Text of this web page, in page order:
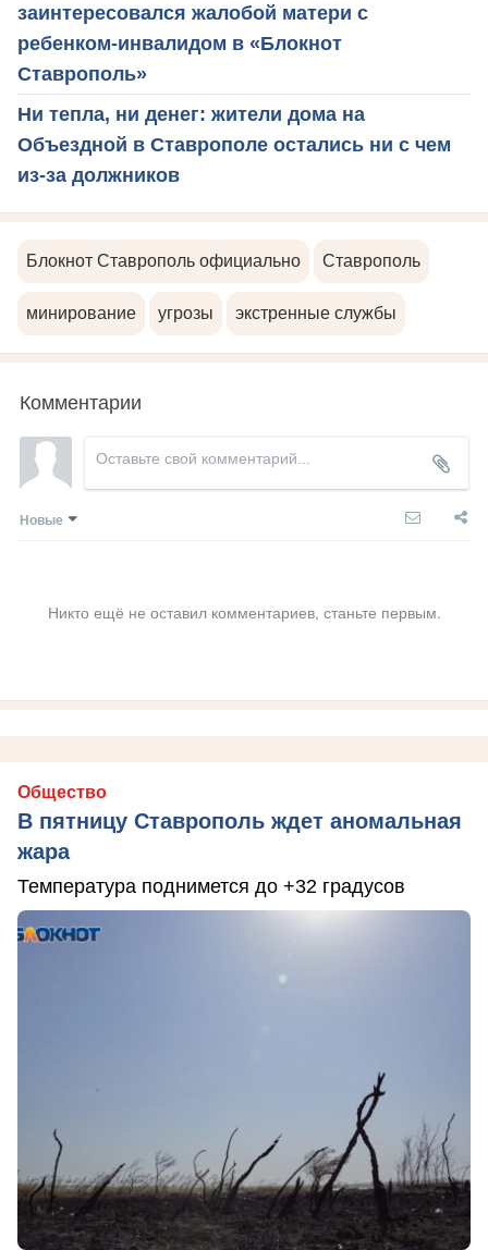
заинтересовался жалобой матери с
ребенком-инвалидом в «Блокнот
Ставрополь»
Ни тепла, ни денег: жители дома на
Объездной в Ставрополе остались ни с чем
из-за должников
Блокнот Ставрополь официально Ставрополь
минирование угрозы экстренные службы
Комментарии
Новые
Никто ещё не оставил комментариев, станьте первым.
Общество
В пятницу Ставрополь ждет аномальная
жара
Температура поднимется до +32 градусов